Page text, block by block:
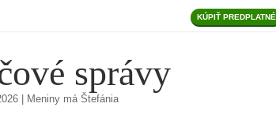
KÚPIŤ PREDPLATNÉ
správy
| Meniny má Štefánia